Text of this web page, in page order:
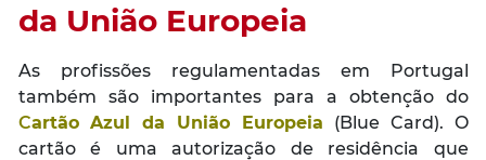
da União Europeia
As profissões regulamentadas em Portugal
também são importantes para a obtenção do
Cartão Azul da União Europeia (Blue Card). O
cartão é uma autorização de residência que